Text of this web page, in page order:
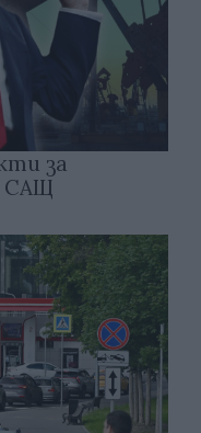
за
САЩ